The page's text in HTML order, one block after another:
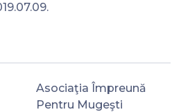
Asociaţia Împreună
Pentru Mugeşti